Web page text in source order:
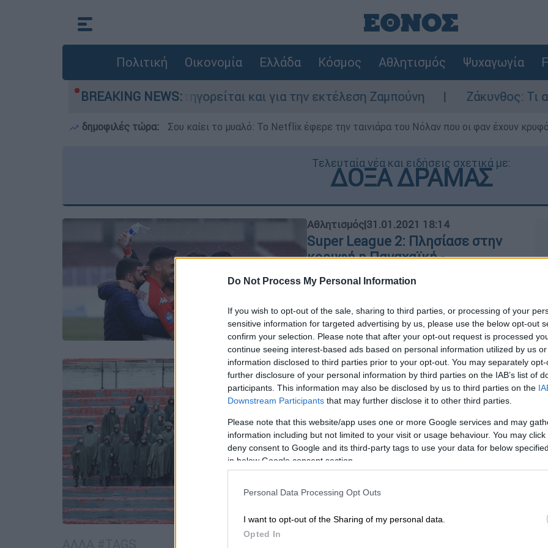
Do Not Process My Personal Information
If you wish to opt-out of the sale, sharing to third parties, or processing of your
sensitive information for targeted advertising by us, please use the below opt-out
confirm your selection. Please note that after your opt-out request is processed
continue seeing interest-based ads based on personal information utilized by us
information disclosed to third parties prior to your opt-out. You may separately
further disclosure of your personal information by third parties on the IAB’s list of
participants. This information may also be disclosed by us to third parties on the
Downstream Participants that may further disclose it to other third parties.
Please note that this website/app uses one or more Google services and may
information including but not limited to your visit or usage behaviour. You may
deny consent to Google and its third-party tags to use your data for below
in below Google consent section.
Personal Data Processing Opt Outs
I want to opt-out of the Sharing of my personal data.
Opted In
Πολιτική Οικονομία Ελλάδα Κόσμος Αθλητισμός Ψυχαγωγία
BREAKING NEWS:
στην Ελλάδα - Κατηγορείται και για την εκτέλεση Ζαμπούνη Ζάκυνθος: Τι
δημοφιλές τώρα: Σου καίει το μυαλό: Το Netflix έφερε την ταινιάρα του Νόλαν που οι φαν έχουν
Τελευταία νέα και ειδήσεις σχετικά με:
ΔΟΞΑ ΔΡΑΜΑΣ
Αθλητισμός|31.01.2021 18:14
Super League 2: Πλησίασε στην
κορυφή η Παναχαϊκή -
Αποτελέσματα και γκολ
και ο Διαγόρας επικράτησε στη Δράμα
πλησιάζοντας στην κορυφή της
βαθμολογίας
Αθλητισμός|30.01.2019 17:51
Football League: Φαντάροι
ντυμένοι στα χακί γέμισαν εξέδρα
στη Δράμα! (pics)
Ευκαιρία να ξεσκάσουν
παρακολουθώντας ποδοσφαιρικό
αγώνα της Football League βρήκαν 50
φαντάροι του 518 Τάγματος Πεζικού